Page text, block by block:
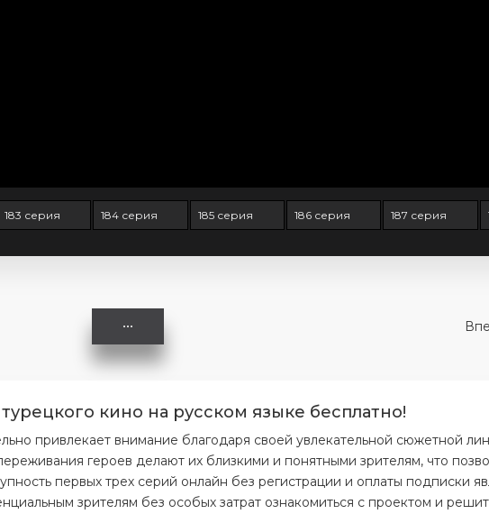
183 серия 184 серия 185 серия 186 серия 187 серия
кино на русском языке бесплатно!
привлекает внимание благодаря своей увлекательной сюжетной
героев делают их близкими и понятными зрителям, что
первых трех серий онлайн без регистрации и оплаты подписки
зрителям без особых затрат ознакомиться с проектом и